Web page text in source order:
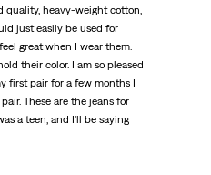
quality, heavy-weight cotton,
just easily be used for
great when I wear them.
their color. I am so pleased
first pair for a few months I
These are the jeans for
a teen, and I'll be saying